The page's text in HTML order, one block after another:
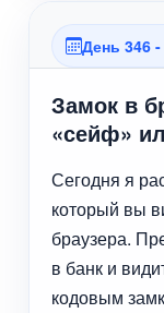
День 346
Замок в
«сейф»
Сегодня я
который вы
браузера.
в банк и
кодовым